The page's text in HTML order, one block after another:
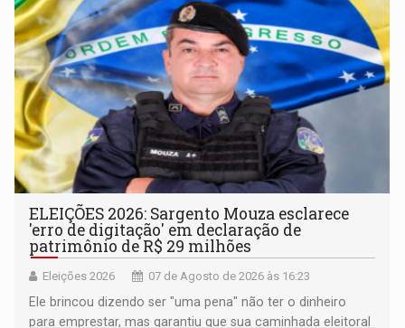
ELEIÇÕES 2026: Sargento Mouza esclarece
'erro de digitação' em declaração de
patrimônio de R$ 29 milhões
Eleições 2026 07 de Agosto de 2026 às 16:23
Ele brincou dizendo ser "uma pena" não ter o dinheiro
para emprestar, mas garantiu que sua caminhada eleitoral